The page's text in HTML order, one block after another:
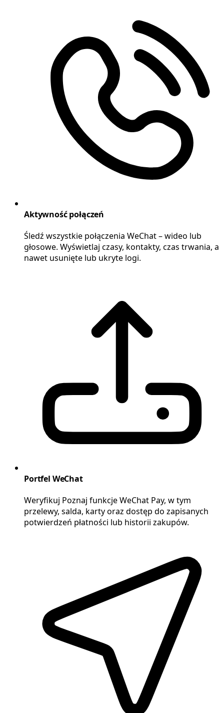
Aktywność połączeń
Śledź wszystkie połączenia WeChat – wideo lub
głosowe. Wyświetlaj czasy, kontakty, czas trwania, a
nawet usunięte lub ukryte logi.
Portfel WeChat
Weryfikuj Poznaj funkcje WeChat Pay, w tym
przelewy, salda, karty oraz dostęp do zapisanych
potwierdzeń płatności lub historii zakupów.